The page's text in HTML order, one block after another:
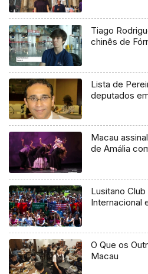
Tiago
chinês de
Lista de
deputados
Macau
de Amália
Lusitano
Internacional
O Que os
Macau